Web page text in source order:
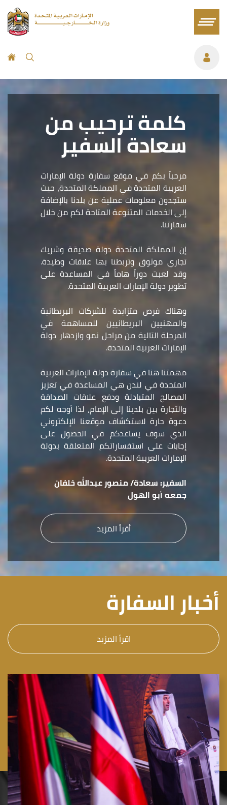
كلمة ترحيب من
سعادة السفير
مرحباً بكم في موقع سفارة دولة الإمارات
العربية المتحدة في المملكة المتحدة، حيث
ستجدون معلومات عملية عن بلدنا بالإضافة
إلى الخدمات المتنوعة المتاحة لكم من خلال
سفارتنا.
إن المملكة المتحدة دولة صديقة وشريك
تجاري موثوق وتربطنا بها علاقات وطيدة.
وقد لعبت دوراً هاماً في المساعدة على
تطوير دولة الإمارات العربية المتحدة.
وهناك فرص متزايدة للشركات البريطانية
والمهنيين البريطانيين للمساهمة في
المرحلة التالية من مراحل نمو وازدهار دولة
الإمارات العربية المتحدة.
مهمتنا هنا في سفارة دولة الإمارات العربية
المتحدة في لندن هي المساعدة في تعزيز
المصالح المتبادلة ودفع علاقات الصداقة
والتجارة بين بلدينا إلى الإمام، لذا أوجه لكم
دعوة حارة لاستكشاف موقعنا الإلكتروني
الذي سوف يساعدكم في الحصول على
إجابات على استفساراتكم المتعلقة بدولة
الإمارات العربية المتحدة.
السفير:سعادة/ منصور عبدالله خلفان
جمعه أبو الهول
أقرأ المزيد
أخبار السفارة
اقرأ المزيد